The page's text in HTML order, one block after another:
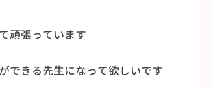
頑張っています
できる先生になって欲しいです